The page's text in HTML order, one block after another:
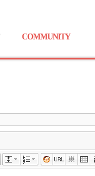
COMMUNITY